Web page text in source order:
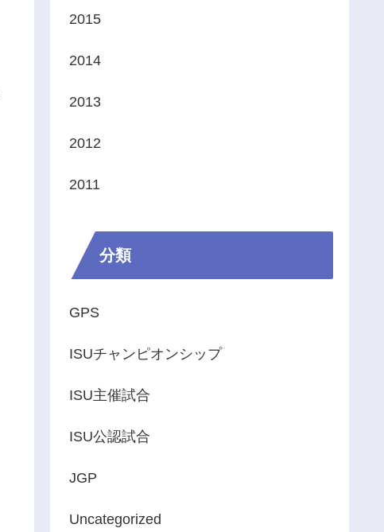
2015
2014
2013
2012
2011
分類
GPS
ISUチャンピオンシップ
ISU主催試合
ISU公認試合
JGP
Uncategorized